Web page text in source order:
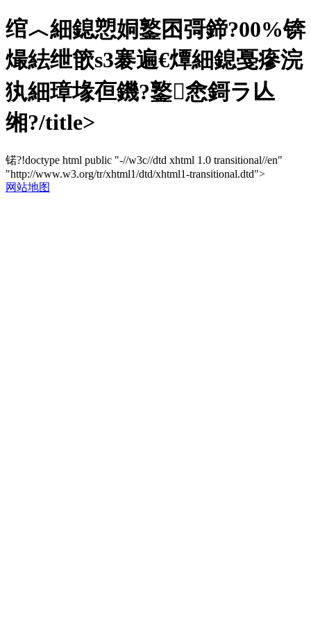
绾︿細鎴愬姛鐜囨彁鍗?00%锛
熶紶绁篏s3褰遍€燂細鎴戞瘮浣
犱細璋堟亱鐖?鐜悆鎶ラ亾
缃?/title>
锘?!doctype html public "-//w3c//dtd xhtml 1.0 transitional//en"
"http://www.w3.org/tr/xhtml1/dtd/xhtml1-transitional.dtd">
网站地图